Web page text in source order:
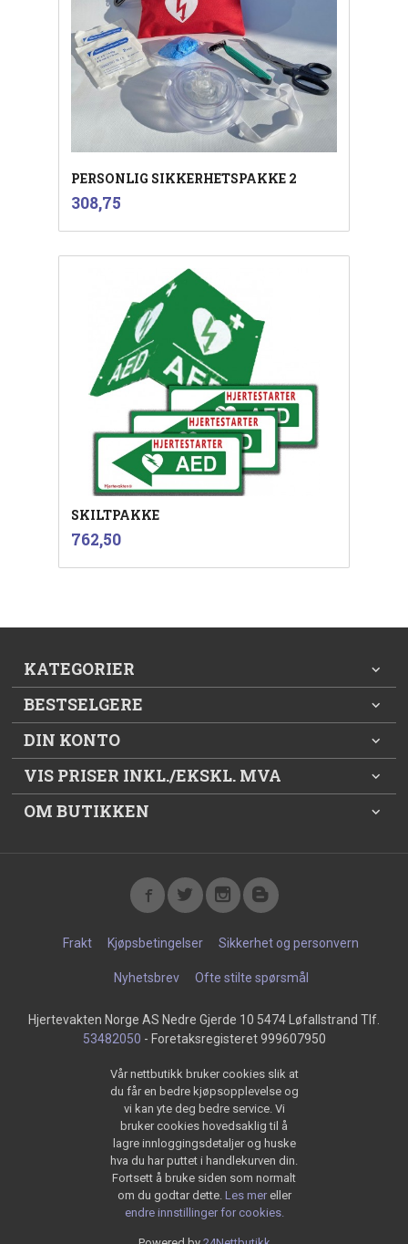
PERSONLIG SIKKERHETSPAKKE 2
Pris
308,75mva.
SKILTPAKKE
Pris
762,50mva.
KATEGORIER
BESTSELGERE
DIN KONTO
VIS PRISER INKL./EKSKL. MVA
OM BUTIKKEN
Frakt Kjøpsbetingelser Sikkerhet og personvern
Nyhetsbrev Ofte stilte spørsmål
Hjertevakten Norge AS Nedre Gjerde 10 5474 Løfallstrand Tlf.
53482050 - Foretaksregisteret 999607950
Vår nettbutikk bruker cookies slik at
du får en bedre kjøpsopplevelse og
vi kan yte deg bedre service. Vi
bruker cookies hovedsaklig til å
lagre innloggingsdetaljer og huske
hva du har puttet i handlekurven din.
Fortsett å bruke siden som normalt
om du godtar dette. Les mer eller
endre innstillinger for cookies.